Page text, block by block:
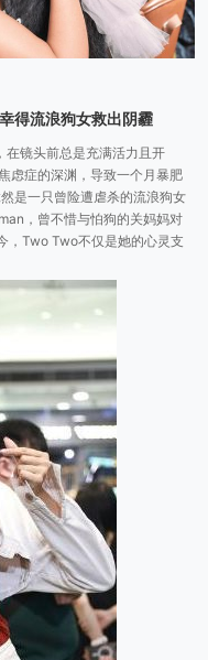
得流浪狗女救出阴霾
镜头前总是充满活力且开
虑症的深渊，导致一个月暴肥
是一只曾险遭虐杀的流浪狗女
，曾不惜与怕狗的关妈妈对
，Two Two不仅是她的心灵支